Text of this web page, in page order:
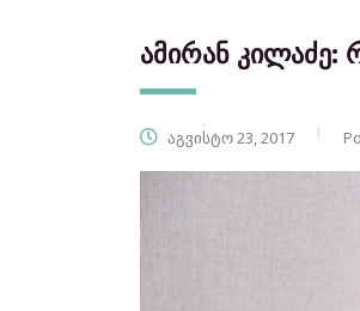
ამირან
აგვისტო 23, 2017